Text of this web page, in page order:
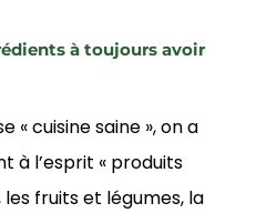
à toujours avoir
« cuisine saine », on a
à l’esprit « produits
les fruits et légumes, la